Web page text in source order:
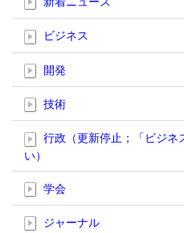
ビジネス
開発
技術
行政（更新停止；「ビジネ
い）
学会
ジャーナル